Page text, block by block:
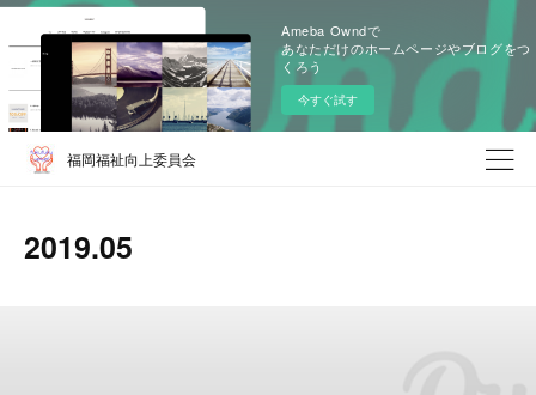
Ameba Owndで
あなただけのホームページやブログをつ
くろう
今すぐ試す
福岡福祉向上委員会
2019.05